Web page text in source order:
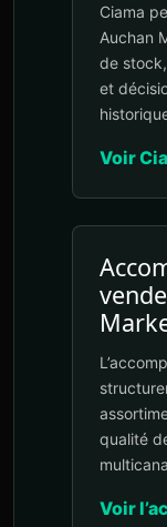
Ciama
Auchan
de
et
Voir
qualité
Voir